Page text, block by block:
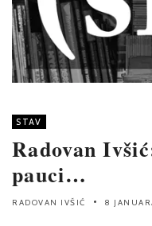
STAV
Radovan
pauci…
RADOVAN IVŠIĆ 8